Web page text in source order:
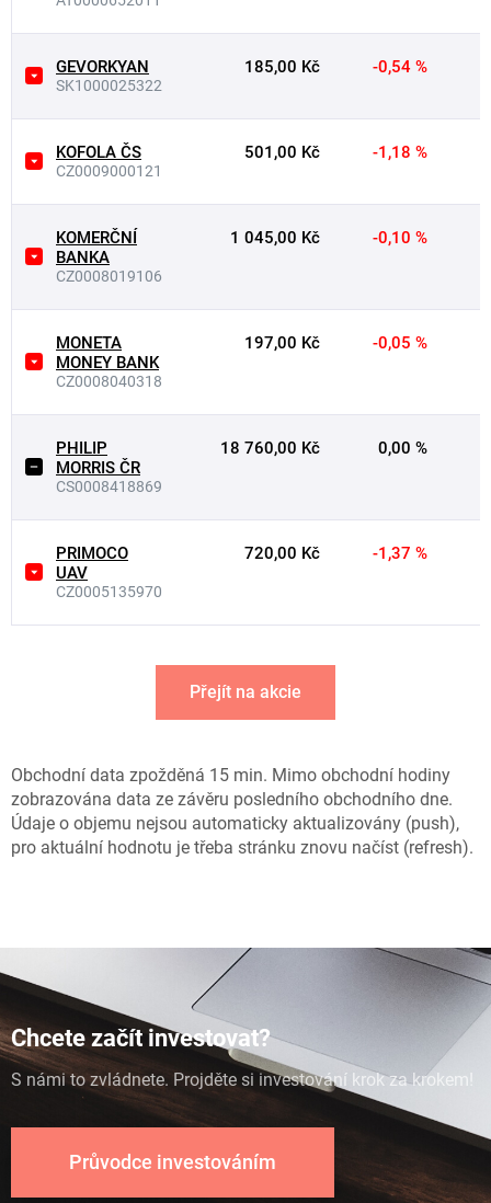
GEVORKYAN
SK1000025322
185,00 Kč -0,54 %
KOFOLA ČS
CZ0009000121
501,00 Kč -1,18 %
KOMERČNÍ
BANKA
CZ0008019106
1 045,00 Kč -0,10 %
MONETA
MONEY BANK
CZ0008040318
197,00 Kč -0,05 %
PHILIP
MORRIS ČR
CS0008418869
18 760,00 Kč 0,00 %
PRIMOCO
UAV
CZ0005135970
720,00 Kč -1,37 %
Přejít na akcie
Obchodní data zpožděná 15 min. Mimo obchodní hodiny
zobrazována data ze závěru posledního obchodního dne.
Údaje o objemu nejsou automaticky aktualizovány (push),
pro aktuální hodnotu je třeba stránku znovu načíst (refresh).
Chcete začít investovat?
S námi to zvládnete. Projděte si investování krok za krokem!
Průvodce investováním